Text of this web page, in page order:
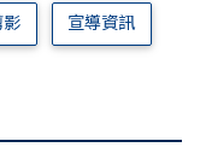
影 宣導資訊